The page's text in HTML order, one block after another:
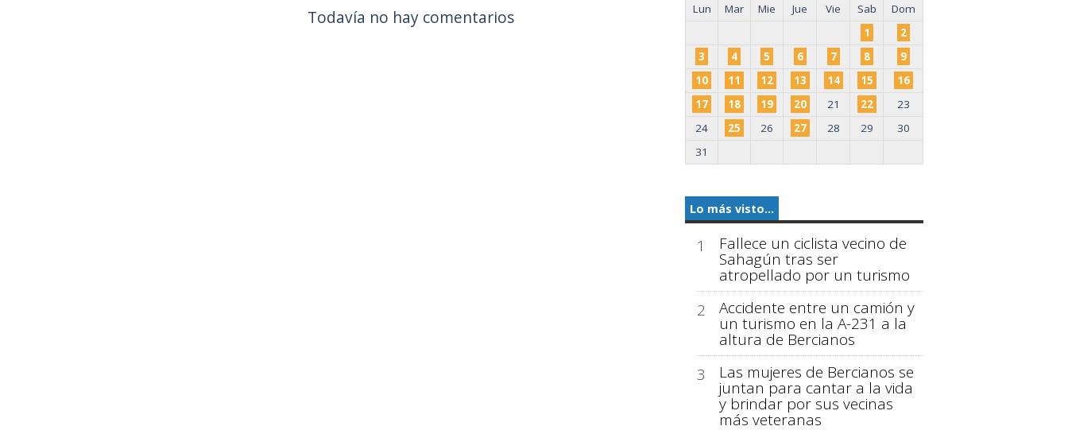
Todavía no hay comentarios
Lun
Mar Mie Jue Vie Sab
Dom
1
2
3
4 5 6 7 8
9
10
11 12 13 14 15
16
17
18 19 20 21 22
23
24
25 26 27 28 29
30
31
Lo más visto...
1 Fallece un ciclista vecino de
Sahagún tras ser
atropellado por un turismo
2
Accidente entre un camión y
un turismo en la A-231 a la
altura de Bercianos
3
Las mujeres de Bercianos se
juntan para cantar a la vida
y brindar por sus vecinas
más veteranas